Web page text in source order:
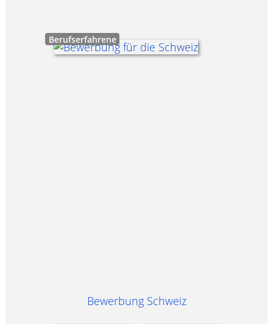
Berufserfahrene
Bewerbung Schweiz